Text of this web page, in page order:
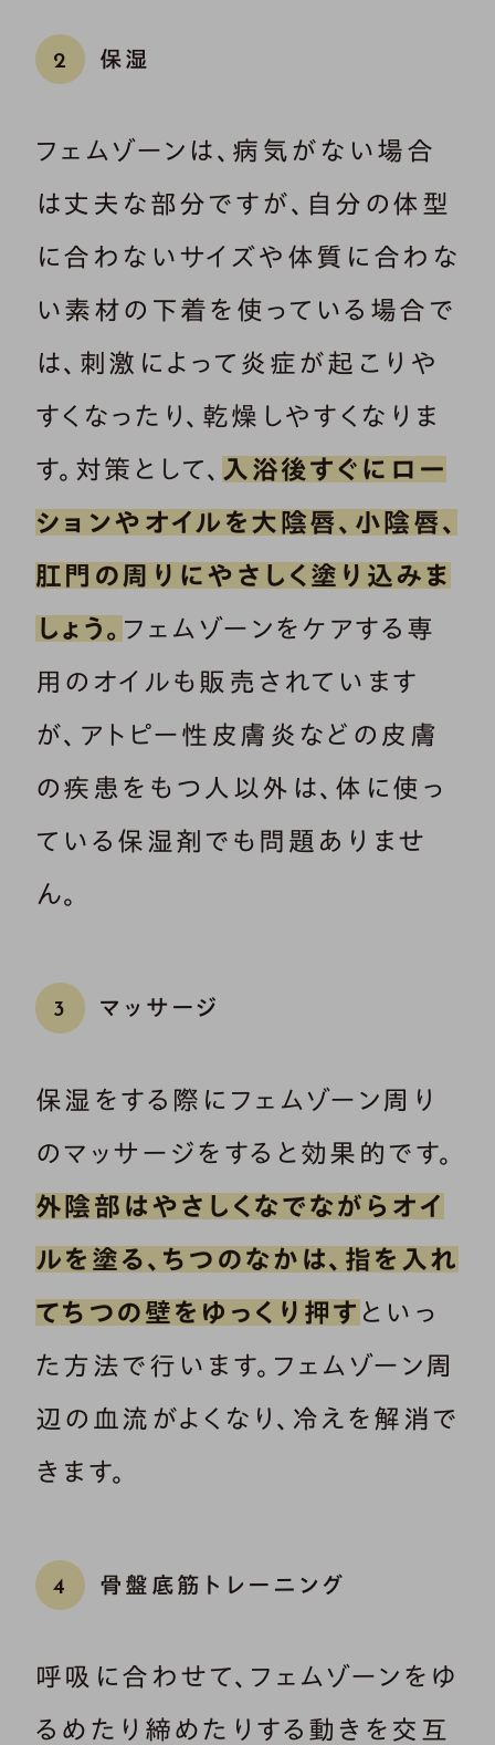
2 保湿
フェムゾーンは、病気がない場合
は丈夫な部分ですが、自分の体型
に合わないサイズや体質に合わな
い素材の下着を使っている場合で
は、刺激によって炎症が起こりや
すくなったり、乾燥しやすくなりま
す。対策として、 入浴後すぐにロー
ションやオイルを大陰唇、小陰唇、
肛門の周りにやさしく塗り込みま
しょう。 フェムゾーンをケアする専
用のオイルも販売されています
が、アトピー性皮膚炎などの皮膚
の疾患をもつ人以外は、体に使っ
ている保湿剤でも問題ありませ
ん。
3 マッサージ
保湿をする際にフェムゾーン周り
のマッサージをすると効果的です。
外陰部はやさしくなでながらオイ
ルを塗る、ちつのなかは、指を入れ
てちつの壁をゆっくり押す といっ
た方法で行います。フェムゾーン周
辺の血流がよくなり、冷えを解消で
きます。
4 骨盤底筋トレーニング
呼吸に合わせて、フェムゾーンをゆ
るめたり締めたりする動きを交互